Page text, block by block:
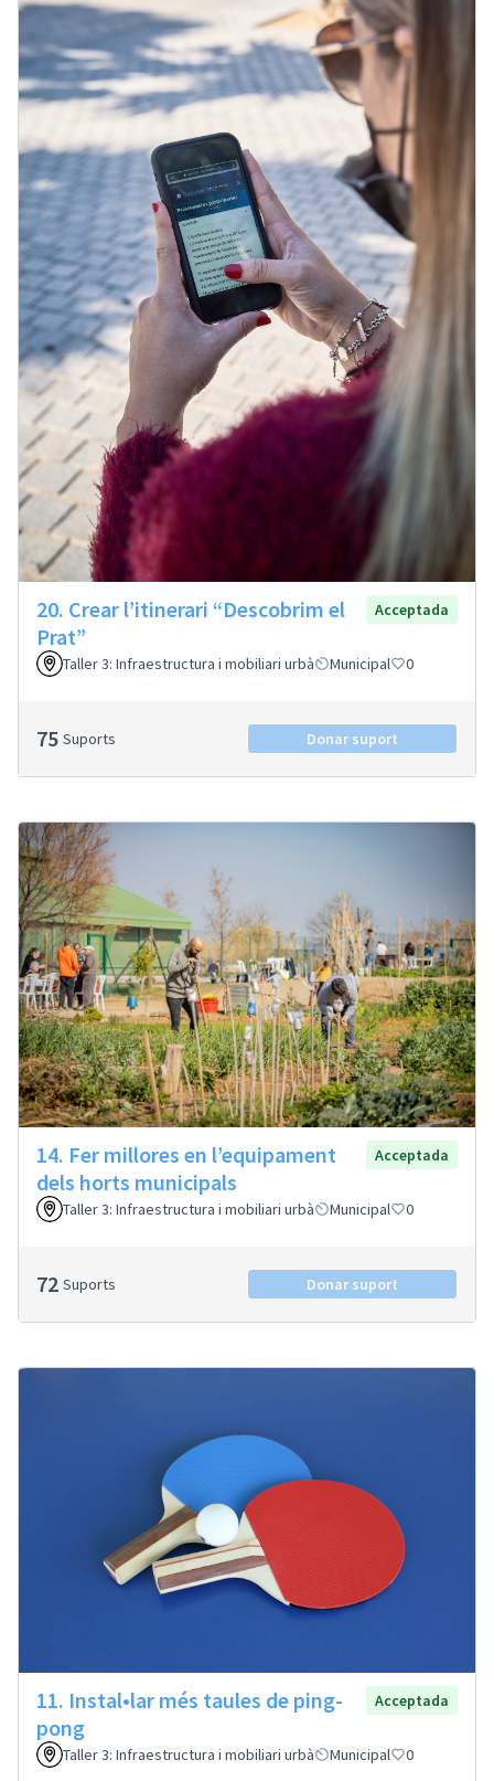
20. Crear l’itinerari “Descobrim el
Prat”
Acceptada
Taller 3: Infraestructura i mobiliari urbà Municipal 0
75 Suports Donar suport
14. Fer millores en l’equipament
dels horts municipals
Acceptada
Taller 3: Infraestructura i mobiliari urbà Municipal 0
72 Suports Donar suport
11. Instal•lar més taules de ping-
pong
Acceptada
Taller 3: Infraestructura i mobiliari urbà Municipal 0